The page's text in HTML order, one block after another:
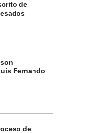
de
Fernando
de